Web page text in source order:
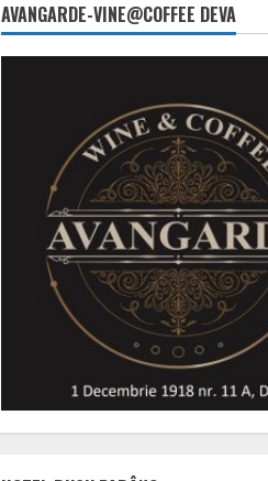
AVANGARDE-VINE@COFFEE DEVA